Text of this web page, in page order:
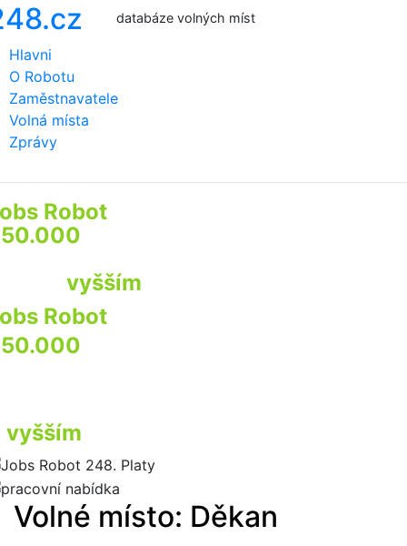
Hlavni
O Robotu
Zaměstnavatele
Volná místa
Zprávy
databáze volných míst
Robot
vyšším
Robot
vyšším
Volné místo: Děkan